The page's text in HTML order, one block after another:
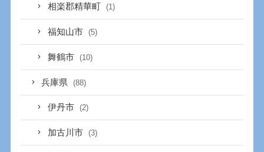
相楽郡精華町 (1)
福知山市 (5)
舞鶴市 (10)
兵庫県 (88)
伊丹市 (2)
加古川市 (3)